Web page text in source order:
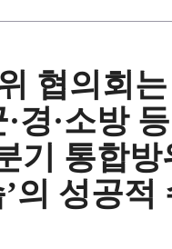
협의회
·경·소방
기 통합
’의 성공적